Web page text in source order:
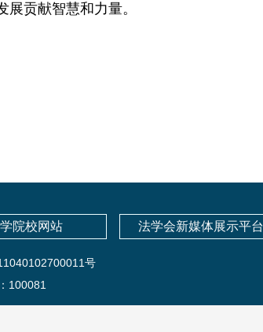
贡献智慧和力量。
院校网站 法学会新媒体展示平台
号
100081